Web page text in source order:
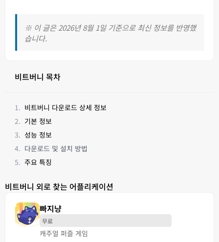
※ 이 글은 2026년 8월 1일 기준으로 최신 정보를 반영했
습니다.
비트버니 목차
비트버니 다운로드 상세 정보
기본 정보
성능 정보
다운로드 및 설치 방법
주요 특징
비트버니 외로 찾는 어플리케이션
빠지냥
무료
캐주얼 퍼즐 게임